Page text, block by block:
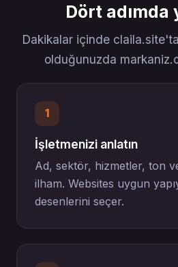
Dört adımda
Dakikalar içinde
olduğunuzda
1
İşletmenizi anlatın
Ad, sektör, hizmetler, ton
ilham. Websites uygun
desenlerini seçer.